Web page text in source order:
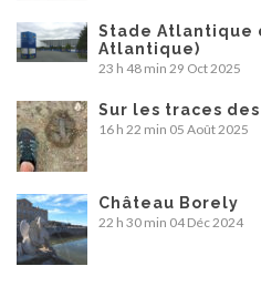
Stade Atlantique
Atlantique)
23 h 48 min 29 Oct 2025
Sur les traces
16 h 22 min 05 Août 2025
Château Borely
22 h 30 min 04 Déc 2024